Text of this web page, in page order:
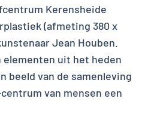
Kerensheide
(afmeting 380 x
Jean Houben.
elementen uit het heden
beeld van de samenleving
van mensen een